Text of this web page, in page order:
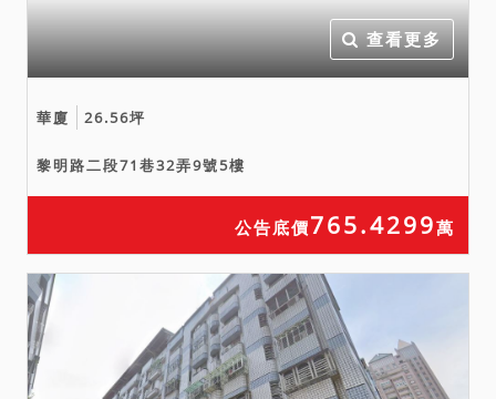
查看更多
華廈 26.56坪
黎明路二段71巷32弄9號5樓
公告底價765.4299萬